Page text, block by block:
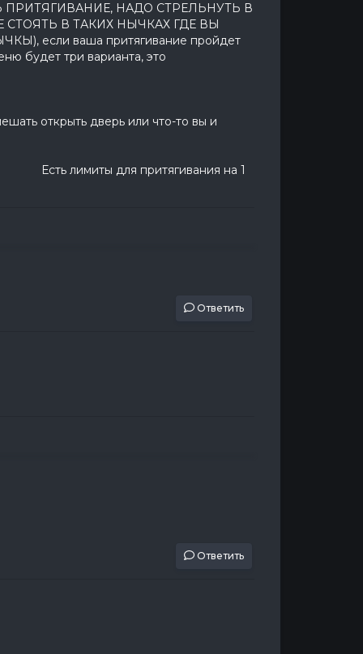
НАДО СТРЕЛЬНУТЬ В
В ТАКИХ НЫЧКАХ ГДЕ ВЫ
если ваша притягивание пройдет
будет три варианта, это
открыть дверь или что-то вы и
на 1
Ответить
Ответить